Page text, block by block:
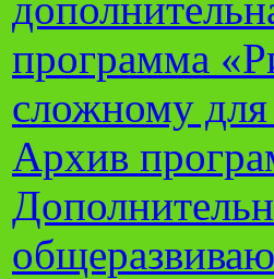
программа
сложному
Архив